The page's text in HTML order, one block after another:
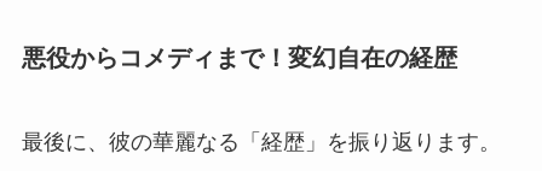
悪役からコメディまで！変幻自在の経歴
最後に、彼の華麗なる「経歴」を振り返ります。